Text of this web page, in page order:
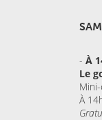
-À
Le
À